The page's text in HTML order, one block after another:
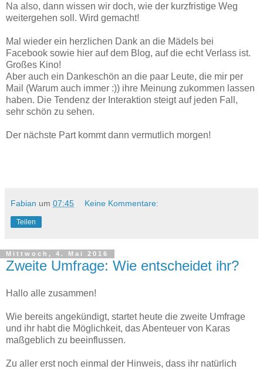
Na also, dann wissen wir doch, wie der kurzfristige Weg
weitergehen soll. Wird gemacht!
Mal wieder ein herzlichen Dank an die Mädels bei
Facebook sowie hier auf dem Blog, auf die echt Verlass ist.
Großes Kino!
Aber auch ein Dankeschön an die paar Leute, die mir per
Mail (Warum auch immer :)) ihre Meinung zukommen lassen
haben. Die Tendenz der Interaktion steigt auf jeden Fall,
sehr schön zu sehen.
Der nächste Part kommt dann vermutlich morgen!
Fabian um 07:45 Keine Kommentare:
Teilen
Mittwoch, 4. Mai 2016
Zweite Umfrage: Wie entscheidet ihr?
Hallo alle zusammen!
Wie bereits angekündigt, startet heute die zweite Umfrage
und ihr habt die Möglichkeit, das Abenteuer von Karas
maßgeblich zu beeinflussen.
Zu aller erst noch einmal der Hinweis, dass ihr natürlich